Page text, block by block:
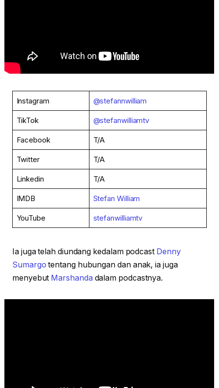
Instagram @stefannwilliam
TikTok @stefanwilliamtv
Facebook T/A
Twitter T/A
Linkedin T/A
IMDB Stefan William
YouTube stefanwilliamtv
Ia juga telah diundang kedalam podcast Denny
Sumargo tentang hubungan dan anak, ia juga
menyebut Marshanda dalam podcastnya.